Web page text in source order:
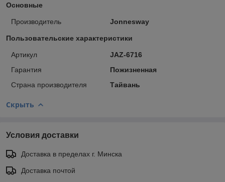
Основные
Производитель Jonnesway
Пользовательские характеристики
Артикул
JAZ-6716
Гарантия
Пожизненная
Страна производителя
Тайвань
Скрыть
Условия доставки
Доставка в пределах г. Минска
Доставка почтой